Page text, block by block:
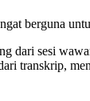
berguna
dari sesi
transkrip,